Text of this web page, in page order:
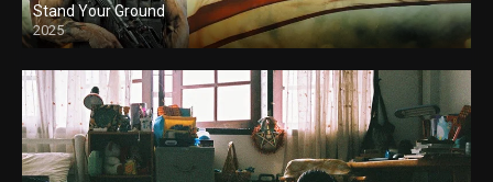
Stand Your Ground
2025